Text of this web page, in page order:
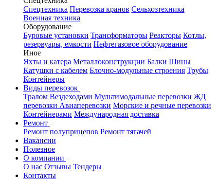
Спецтехника Перевозка кранов Сельхозтехника
Военная техника
Оборудование
Буровые установки Трансформаторы Реакторы Котлы,
резервуары, емкости Нефтегазовое оборудование
Иное
Яхты и катера Металлоконструкции Балки Шины
Катушки с кабелем Блочно-модульные строения Трубы
Контейнеры
Виды перевозок
Тралом Вездеходами Мультимодальные перевозки ЖД
перевозки Авиаперевозки Морские и речные перевозки
Контейнерами Международная доставка
Ремонт
Ремонт полуприцепов Ремонт тягачей
Вакансии
Полезное
О компании
О нас Отзывы Тендеры
Контакты